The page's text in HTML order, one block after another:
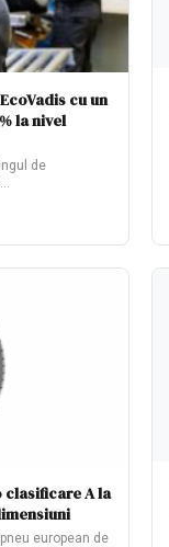
cu un
la nivel
de
clasificare A la
european de